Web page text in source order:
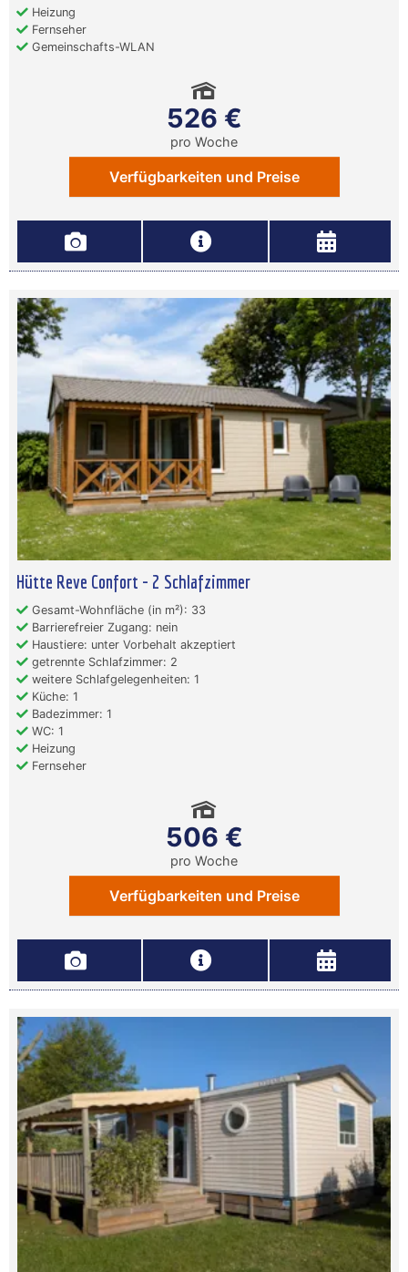
Heizung
Fernseher
Gemeinschafts-WLAN
526 €
pro Woche
Verfügbarkeiten und Preise
Hütte Reve Confort - 2 Schlafzimmer
Gesamt-Wohnfläche (in m²): 33
Barrierefreier Zugang: nein
Haustiere: unter Vorbehalt akzeptiert
getrennte Schlafzimmer: 2
weitere Schlafgelegenheiten: 1
Küche: 1
Badezimmer: 1
WC: 1
Heizung
Fernseher
506 €
pro Woche
Verfügbarkeiten und Preise